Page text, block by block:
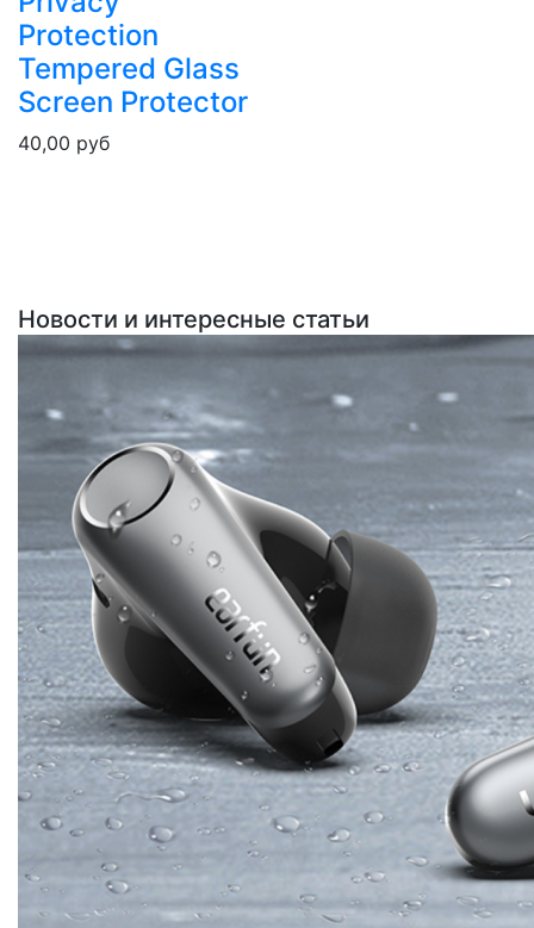
Protection
Tempered Glass
Screen Protector
40,00 руб
Новости и интересные статьи